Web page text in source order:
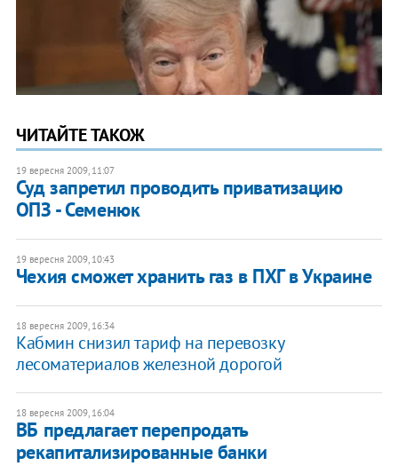
ЧИТАЙТЕ ТАКОЖ
19 вересня 2009, 11:07
Суд запретил проводить приватизацию
ОПЗ - Семенюк
19 вересня 2009, 10:43
Чехия сможет хранить газ в ПХГ в Украине
18 вересня 2009, 16:34
Кабмин снизил тариф на перевозку
лесоматериалов железной дорогой
18 вересня 2009, 16:04
ВБ предлагает перепродать
рекапитализированные банки